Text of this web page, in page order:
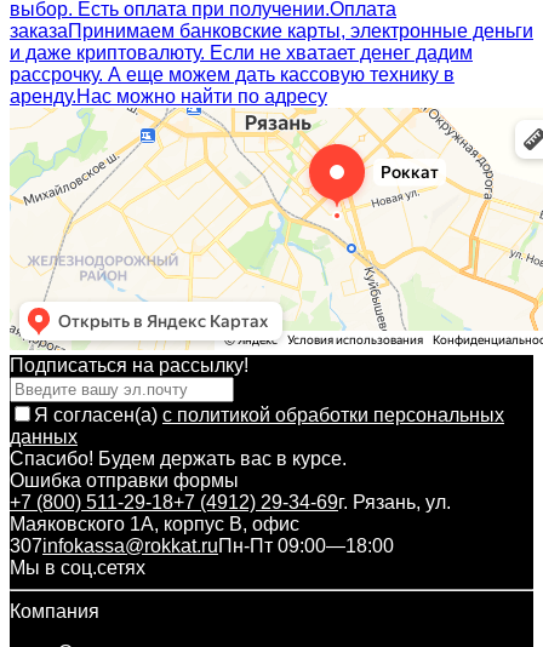
выбор. Есть оплата при получении.Оплата
заказаПринимаем банковские карты, электронные деньги
и даже криптовалюту. Если не хватает денег дадим
рассрочку. А еще можем дать кассовую технику в
аренду.Нас можно найти по адресу
Подписаться на рассылкy!
Я согласен(a) с политикой обработки персональных
данных
Спасибо! Будем держать вас в курсе.
Ошибка отправки формы
+7 (800) 511-29-18+7 (4912) 29-34-69г. Рязань, ул.
Маяковского 1А, корпус B, офис
307infokassa@rokkat.ruПн-Пт 09:00—18:00
Мы в соц.сетях
Компания